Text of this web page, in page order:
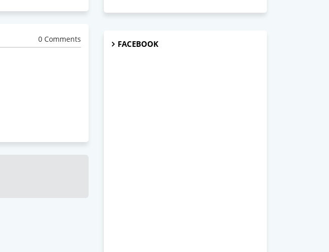
0 Comments FACEBOOK